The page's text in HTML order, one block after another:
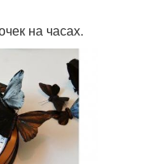
на часах.